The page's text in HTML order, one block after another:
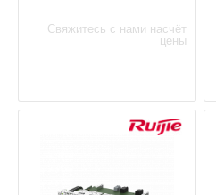
Свяжитесь с нами насчёт
цены